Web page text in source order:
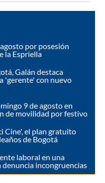
por posesión
la Espriella
Galán destaca
'gerente' con nuevo
9 de agosto en
de movilidad por festivo
Cine', el plan gratuito
de Bogotá
laboral en una
incongruencias